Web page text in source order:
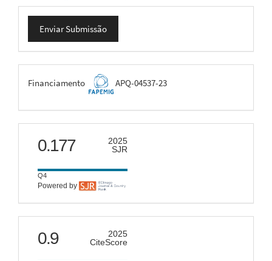
Enviar
Submissão
Enviar Submissão
FAPEMIG
Financiamento APQ-04537-23
scimago
0.177
2025
SJR
Q4
Powered by
citescore
0.9
2025
CiteScore